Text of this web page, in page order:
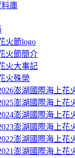
料庫
火節logo
火節簡介
火大事記
火殊榮
澎湖國際海上花
澎湖國際海上花
澎湖國際海上花
澎湖國際海上花
澎湖國際海上花
澎湖國際海上花